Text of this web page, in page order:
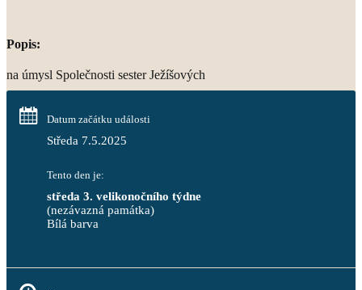
Popis:
na úmysl Společnosti sester Ježíšových
Datum začátku události
Středa 7.5.2025
Tento den je:
středa 3. velikonočního týdne
(nezávazná památka)
Bílá barva